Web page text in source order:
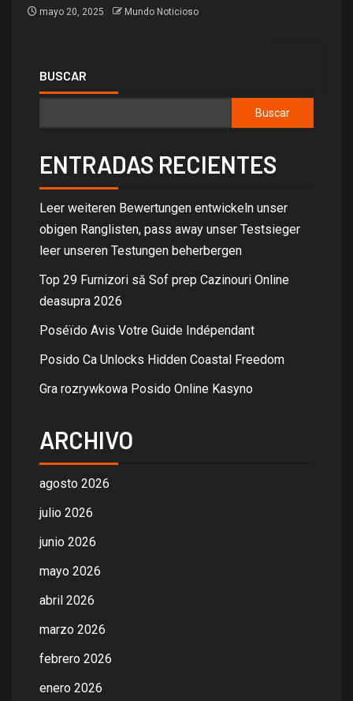
mayo 20, 2025 Mundo Noticioso
BUSCAR
Buscar
ENTRADAS RECIENTES
Leer weiteren Bewertungen entwickeln unser
obigen Ranglisten, pass away unser Testsieger
leer unseren Testungen beherbergen
Top 29 Furnizori să Sof prep Cazinouri Online
deasupra 2026
Poséïdo Avis Votre Guide Indépendant
Posido Ca Unlocks Hidden Coastal Freedom
Gra rozrywkowa Posido Online Kasyno
ARCHIVO
agosto 2026
julio 2026
junio 2026
mayo 2026
abril 2026
marzo 2026
febrero 2026
enero 2026